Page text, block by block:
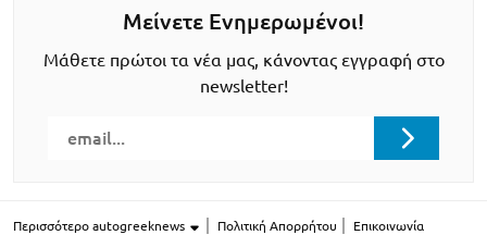
Μείνετε Ενημερωμένοι!
Μάθετε πρώτοι τα νέα μας, κάνοντας εγγραφή στο
newsletter!
Περισσότερο autogreeknews Πολιτική Απορρήτου Επικοινωνία